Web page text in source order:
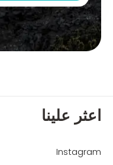
اعثر علينا
Instagram